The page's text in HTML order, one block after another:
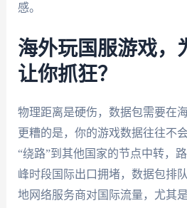
感。
海外玩国服游戏，
让你抓狂？
物理距离是硬伤，数据包需要在
更糟的是，你的游戏数据往往不
“绕路”到其他国家的节点中转，
峰时段国际出口拥堵，数据包排
地网络服务商对国际流量，尤其